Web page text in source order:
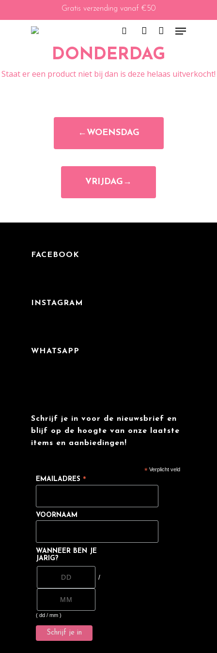
Gratis verzending vanaf €50
Menu
DONDERDAG
Staat er een product niet bij dan is deze helaas uitverkocht!
←WOENSDAG
VRIJDAG→
FACEBOOK
INSTAGRAM
WHATSAPP
Schrijf je in voor de nieuwsbrief en
blijf op de hoogte van onze laatste
items en aanbiedingen!
*Verplicht veld
EMAILADRES *
VOORNAAM
WANNEER BEN JE
JARIG?
/
( dd / mm )